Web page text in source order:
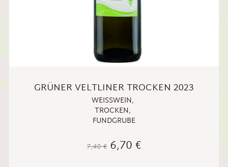
GRÜNER VELTLINER TROCKEN 2023
WEISSWEIN ,
TROCKEN,
FUNDGRUBE
7,40€ 6,70€